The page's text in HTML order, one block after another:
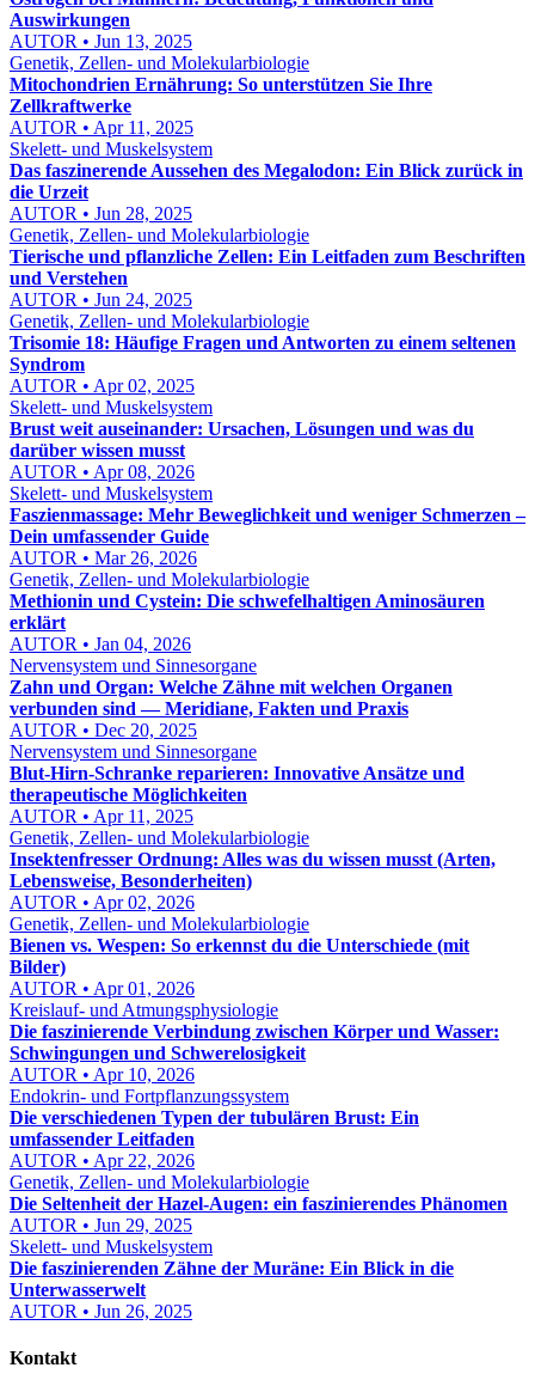
Auswirkungen
AUTOR • Jun 13, 2025
Genetik, Zellen- und Molekularbiologie
Mitochondrien Ernährung: So unterstützen Sie Ihre
Zellkraftwerke
AUTOR • Apr 11, 2025
Skelett- und Muskelsystem
Das faszinerende Aussehen des Megalodon: Ein Blick zurück in
die Urzeit
AUTOR • Jun 28, 2025
Genetik, Zellen- und Molekularbiologie
Tierische und pflanzliche Zellen: Ein Leitfaden zum Beschriften
und Verstehen
AUTOR • Jun 24, 2025
Genetik, Zellen- und Molekularbiologie
Trisomie 18: Häufige Fragen und Antworten zu einem seltenen
Syndrom
AUTOR • Apr 02, 2025
Skelett- und Muskelsystem
Brust weit auseinander: Ursachen, Lösungen und was du
darüber wissen musst
AUTOR • Apr 08, 2026
Skelett- und Muskelsystem
Faszienmassage: Mehr Beweglichkeit und weniger Schmerzen –
Dein umfassender Guide
AUTOR • Mar 26, 2026
Genetik, Zellen- und Molekularbiologie
Methionin und Cystein: Die schwefelhaltigen Aminosäuren
erklärt
AUTOR • Jan 04, 2026
Nervensystem und Sinnesorgane
Zahn und Organ: Welche Zähne mit welchen Organen
verbunden sind — Meridiane, Fakten und Praxis
AUTOR • Dec 20, 2025
Nervensystem und Sinnesorgane
Blut-Hirn-Schranke reparieren: Innovative Ansätze und
therapeutische Möglichkeiten
AUTOR • Apr 11, 2025
Genetik, Zellen- und Molekularbiologie
Insektenfresser Ordnung: Alles was du wissen musst (Arten,
Lebensweise, Besonderheiten)
AUTOR • Apr 02, 2026
Genetik, Zellen- und Molekularbiologie
Bienen vs. Wespen: So erkennst du die Unterschiede (mit
Bilder)
AUTOR • Apr 01, 2026
Kreislauf- und Atmungsphysiologie
Die faszinierende Verbindung zwischen Körper und Wasser:
Schwingungen und Schwerelosigkeit
AUTOR • Apr 10, 2026
Endokrin- und Fortpflanzungssystem
Die verschiedenen Typen der tubulären Brust: Ein
umfassender Leitfaden
AUTOR • Apr 22, 2026
Genetik, Zellen- und Molekularbiologie
Die Seltenheit der Hazel-Augen: ein faszinierendes Phänomen
AUTOR • Jun 29, 2025
Skelett- und Muskelsystem
Die faszinierenden Zähne der Muräne: Ein Blick in die
Unterwasserwelt
AUTOR • Jun 26, 2025
Kontakt